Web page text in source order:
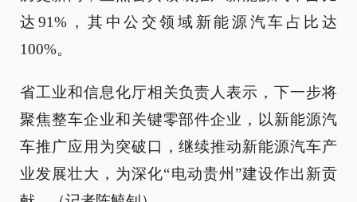
达91%，其中公交领域新能源汽车占比达
100%。
省工业和信息化厅相关负责人表示，下一步将
聚焦整车企业和关键零部件企业，以新能源汽
车推广应用为突破口，继续推动新能源汽车产
业发展壮大，为深化“电动贵州”建设作出新贡